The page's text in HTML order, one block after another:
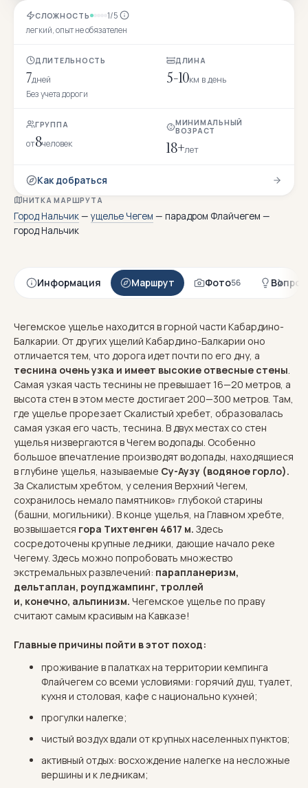
СЛОЖНОСТЬ 1/5
легкий, опыт не обязателен
ДЛИТЕЛЬНОСТЬ
7дней
Без учета дороги
ДЛИНА
5-10км в день
ГРУППА
от8человек
МИНИМАЛЬНЫЙ
ВОЗРАСТ
18+лет
Как добраться
НИТКА МАРШРУТА
Город Нальчик— ущелье Чегем — парадром Флайчегем —
город Нальчик
Информация Маршрут Фото56
Чегемское ущелье находится в горной части Кабардино-
Балкарии. От других ущелий Кабардино-Балкарии оно
отличается тем, что дорога идет почти по его дну, а
теснина очень узка и имеет высокие отвесные стены.
Самая узкая часть теснины не превышает 16—20 метров, а
высота стен в этом месте достигает 200—300 метров. Там,
где ущелье прорезает Скалистый хребет, образовалась
самая узкая его часть, теснина. В двух местах со стен
ущелья низвергаются в Чегем водопады. Особенно
большое впечатление производят водопады, находящиеся
в глубине ущелья, называемые Су-Аузу (водяное горло).
За Скалистым хребтом, у селения Верхний Чегем,
сохранилось немало памятников» глубокой старины
(башни, могильники). В конце ущелья, на Главном хребте,
возвышается гора Тихтенген 4617 м. Здесь
сосредоточены крупные ледники, дающие начало реке
Чегему. Здесь можно попробовать множество
экстремальных развлечений: парапланеризм,
дельтаплан, роупджампинг, троллей
и, конечно, альпинизм. Чегемское ущелье по праву
считают самым красивым на Кавказе!
Главные причины пойти в этот поход:
проживание в палатках на территории кемпинга
Флайчегем со всеми условиями: горячий душ, туалет,
кухня и столовая, кафе с национально кухней;
прогулки налегке;
чистый воздух вдали от крупных населенных пунктов;
активный отдых: восхождение налегке на несложные
вершины и к ледникам;